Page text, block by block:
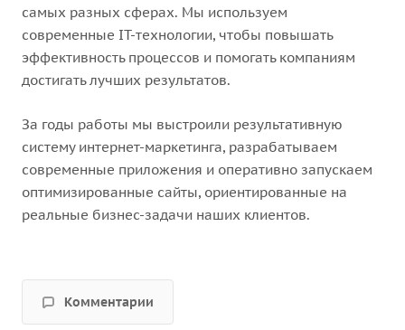
самых разных сферах. Мы используем
современные IT-технологии, чтобы повышать
эффективность процессов и помогать компаниям
достигать лучших результатов.
За годы работы мы выстроили результативную
систему интернет-маркетинга, разрабатываем
современные приложения и оперативно запускаем
оптимизированные сайты, ориентированные на
реальные бизнес-задачи наших клиентов.
Комментарии